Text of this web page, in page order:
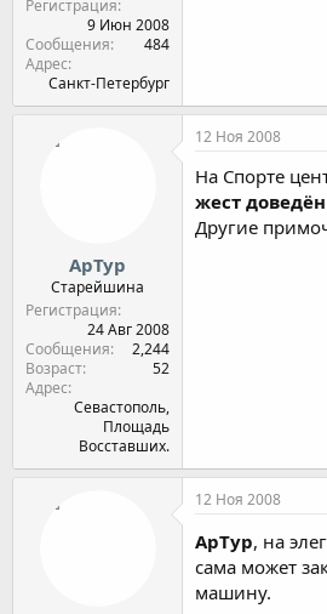
Регистрация
9 Июн 2008
Сообщения
484
Адрес
Санкт-Петербург
АрТур
Старейшина
Регистрация
24 Авг 2008
Сообщения
2,244
Возраст
52
Адрес
Севастополь,
Площадь
Восставших.
12 Ноя 2008
На Спорте
жест
Другие
12 Ноя 2008
ApTyp, на
сама может
машину.